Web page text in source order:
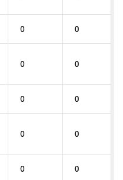
0 0
0 0
0 0
0 0
0 0